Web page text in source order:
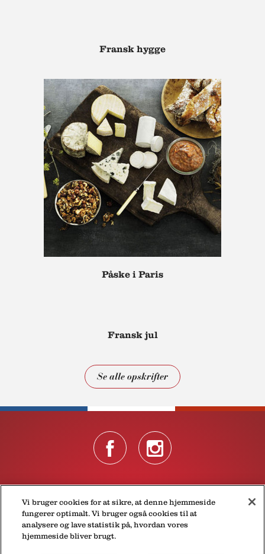
Fransk hygge
Påske i Paris
Fransk jul
Se alle opskrifter
© 2026 Lactalis Danmark A/S
Industrivej 14, 3320 Skævinge
Vi bruger cookies for at sikre, at denne hjemmeside
fungerer optimalt. Vi bruger også cookies til at
analysere og lave statistik på, hvordan vores
hjemmeside bliver brugt.